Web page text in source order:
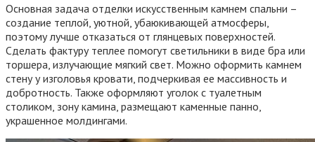
Основная задача отделки искусственным камнем спальни –
создание теплой, уютной, убаюкивающей атмосферы,
поэтому лучше отказаться от глянцевых поверхностей.
Сделать фактуру теплее помогут светильники в виде бра или
торшера, излучающие мягкий свет. Можно оформить камнем
стену у изголовья кровати, подчеркивая ее массивность и
добротность. Также оформляют уголок с туалетным
столиком, зону камина, размещают каменные панно,
украшенное молдингами.